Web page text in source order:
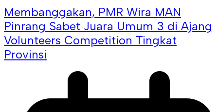
Membanggakan, PMR Wira MAN
Pinrang Sabet Juara Umum 3 di Ajang
Volunteers Competition Tingkat
Provinsi